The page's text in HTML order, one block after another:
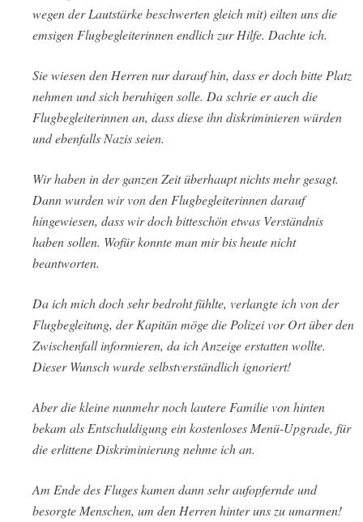
wegen der Lautstärke beschwerten gleich mit) eilten uns die
emsigen Flugbegleiterinnen endlich zur Hilfe. Dachte ich.
Sie wiesen den Herren nur darauf hin, dass er doch bitte Platz
nehmen und sich beruhigen solle. Da schrie er auch die
Flugbegleiterinnen an, dass diese ihn diskriminieren würden
und ebenfalls Nazis seien.
Wir haben in der ganzen Zeit überhaupt nichts mehr gesagt.
Dann wurden wir von den Flugbegleiterinnen darauf
hingewiesen, dass wir doch bitteschön etwas Verständnis
haben sollen. Wofür konnte man mir bis heute nicht
beantworten.
Da ich mich doch sehr bedroht fühlte, verlangte ich von der
Flugbegleitung, der Kapitän möge die Polizei vor Ort über den
Zwischenfall informieren, da ich Anzeige erstatten wollte.
Dieser Wunsch wurde selbstverständlich ignoriert!
Aber die kleine nunmehr noch lautere Familie von hinten
bekam als Entschuldigung ein kostenloses Menü-Upgrade, für
die erlittene Diskriminierung nehme ich an.
Am Ende des Fluges kamen dann sehr aufopfernde und
besorgte Menschen, um den Herren hinter uns zu umarmen!